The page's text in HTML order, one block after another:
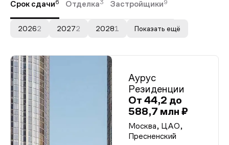
Срок сдачи6 Отделка3 Застройщики9
20262 20272 20281 Показать ещё
Аурус
Резиденции
От 44,2 до
588,7 млн ₽
Москва, ЦАО,
Пресненский